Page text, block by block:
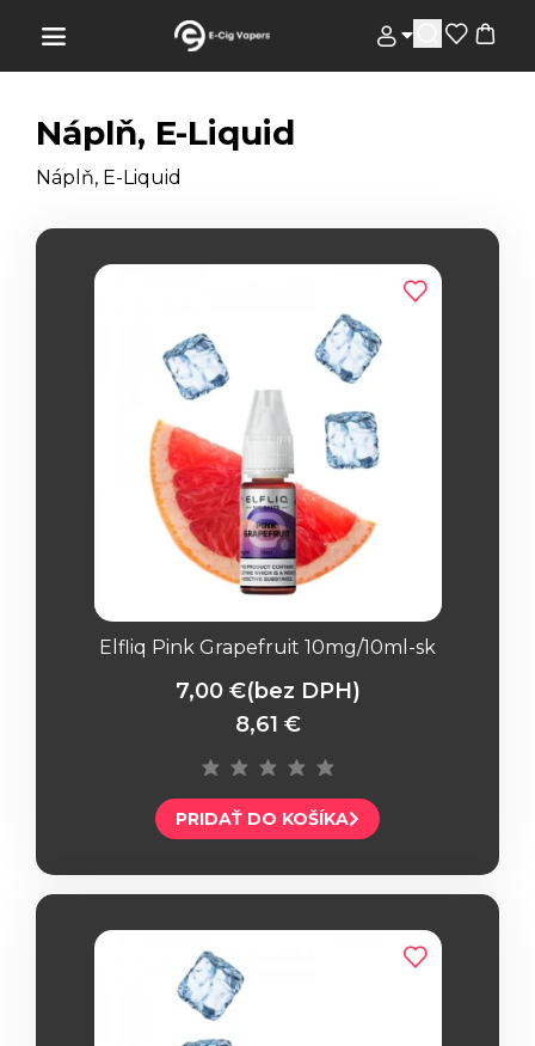
Náplň, E-Liquid
Náplň, E-Liquid
Elfliq Pink Grapefruit 10mg/10ml-sk
7,00 €(bez DPH)
8,61 €
PRIDAŤ DO KOŠÍKA